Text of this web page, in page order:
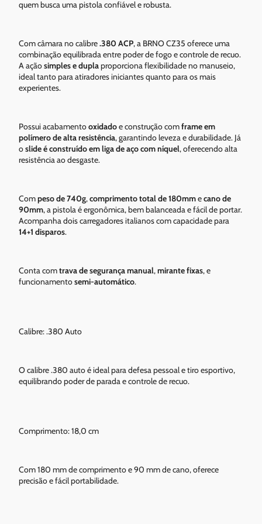
quem busca uma pistola confiável e robusta.
Com câmara no calibre.380 ACP, a BRNO CZ35 oferece uma
combinação equilibrada entre poder de fogo e controle de recuo.
A açãosimples e duplaproporciona flexibilidade no manuseio,
ideal tanto para atiradores iniciantes quanto para os mais
experientes.
Possui acabamentooxidadoe construção comframe em
polímero de alta resistência, garantindo leveza e durabilidade. Já
oslide é construído em liga de aço com níquel, oferecendo alta
resistência ao desgaste.
Compeso de 740g,comprimento total de 180mmecano de
90mm, a pistola é ergonômica, bem balanceada e fácil de portar.
Acompanha dois carregadores italianos com capacidade para
14+1 disparos.
Conta comtrava de segurança manual,mirante fixas, e
funcionamentosemi-automático.
Calibre: .380 Auto
O calibre .380 auto é ideal para defesa pessoal e tiro esportivo,
equilibrando poder de parada e controle de recuo.
Comprimento: 18,0 cm
Com 180 mm de comprimento e 90 mm de cano, oferece
precisão e fácil portabilidade.